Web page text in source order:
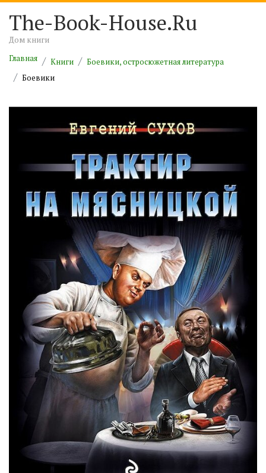
The-Book-House.Ru
Дом книги
Главная
Книги
Боевики, остросюжетная литература
Боевики